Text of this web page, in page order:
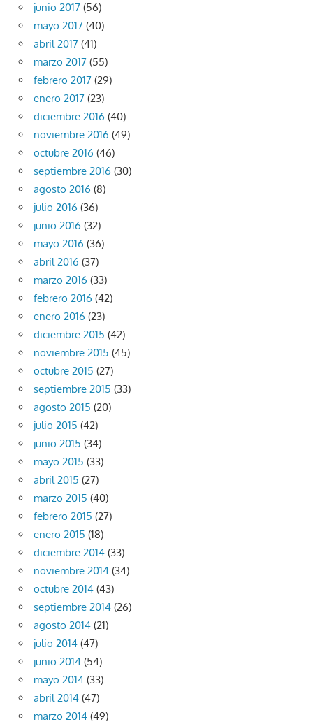
junio 2017 (56)
mayo 2017 (40)
abril 2017 (41)
marzo 2017 (55)
febrero 2017 (29)
enero 2017 (23)
diciembre 2016 (40)
noviembre 2016 (49)
octubre 2016 (46)
septiembre 2016 (30)
agosto 2016 (8)
julio 2016 (36)
junio 2016 (32)
mayo 2016 (36)
abril 2016 (37)
marzo 2016 (33)
febrero 2016 (42)
enero 2016 (23)
diciembre 2015 (42)
noviembre 2015 (45)
octubre 2015 (27)
septiembre 2015 (33)
agosto 2015 (20)
julio 2015 (42)
junio 2015 (34)
mayo 2015 (33)
abril 2015 (27)
marzo 2015 (40)
febrero 2015 (27)
enero 2015 (18)
diciembre 2014 (33)
noviembre 2014 (34)
octubre 2014 (43)
septiembre 2014 (26)
agosto 2014 (21)
julio 2014 (47)
junio 2014 (54)
mayo 2014 (33)
abril 2014 (47)
marzo 2014 (49)